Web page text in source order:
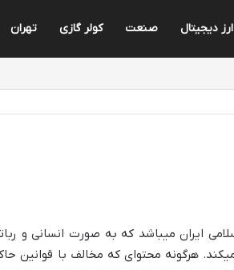
ارز دیجیتال صنعت کولر گازی تهران
ایران میباشد که به صورت انسانی و
هرگونه محتوای که مخالف با قوانین